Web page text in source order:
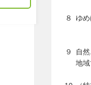
８ ゆ
９
自
地